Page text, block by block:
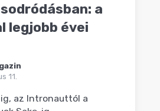
a
legjobb évei
11.
az Intronauttól a